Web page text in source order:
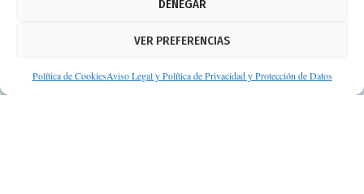
DENEGAR
VER PREFERENCIAS
Política de CookiesAviso Legal y Política de Privacidad y Protección de Datos